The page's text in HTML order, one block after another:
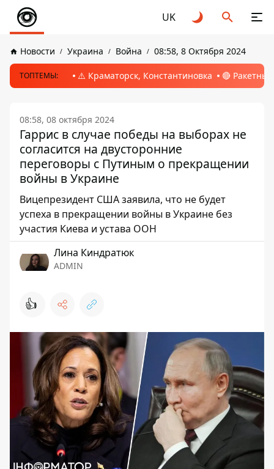
UK
Новости Украина Война 08:58, 8 Октября 2024
ТОПТЕМЫ: ⚠️ Краматорск, Константиновка 🔴
08:58, 08 октября 2024
Гаррис в случае победы на выборах не
согласится на двусторонние
переговоры с Путиным о прекращении
войны в Украине
Вицепрезидент США заявила, что не будет
успеха в прекращении войны в Украине без
участия Киева и устава ООН
Лина Киндратюк
ADMIN
👍